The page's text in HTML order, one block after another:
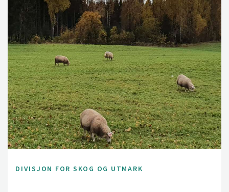
DIVISJON FOR SKOG OG UTMARK